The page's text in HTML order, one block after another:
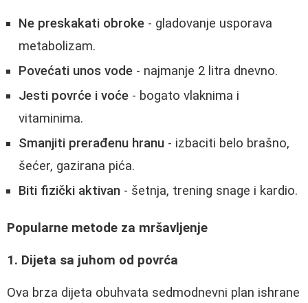
Ne preskakati obroke - gladovanje usporava
metabolizam.
Povećati unos vode - najmanje 2 litra dnevno.
Jesti povrće i voće - bogato vlaknima i
vitaminima.
Smanjiti prerađenu hranu - izbaciti belo brašno,
šećer, gazirana pića.
Biti fizički aktivan - šetnja, trening snage i kardio.
Popularne metode za mršavljenje
1. Dijeta sa juhom od povrća
Ova brza dijeta obuhvata sedmodnevni plan ishrane